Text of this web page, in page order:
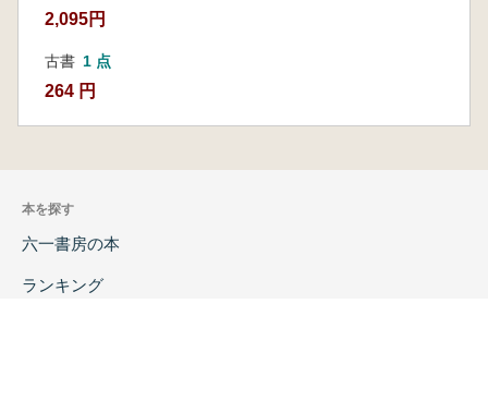
2,095円
古書 1 点
264 円
本を探す
六一書房の本
ランキング